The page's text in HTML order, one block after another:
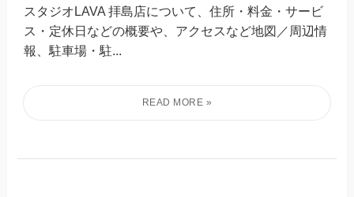
スタジオLAVA 拝島店について、住所・料金・サービ
ス・定休日などの概要や、アクセスなど地図／周辺情
報、駐車場・駐...